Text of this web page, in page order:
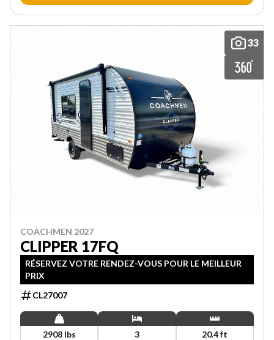
33
COACHMEN 2027
CLIPPER 17FQ
RÉSERVEZ VOTRE RENDEZ-VOUS POUR LE MEILLEUR
PRIX
CL27007
2908 lbs 3 20.4 ft